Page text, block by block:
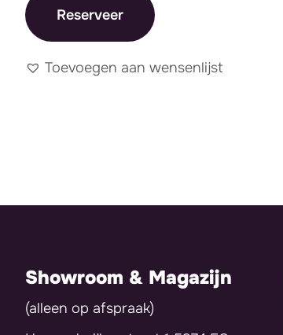
Reserveer
Toevoegen aan wensenlijst
Showroom & Magazijn
(alleen op afspraak)